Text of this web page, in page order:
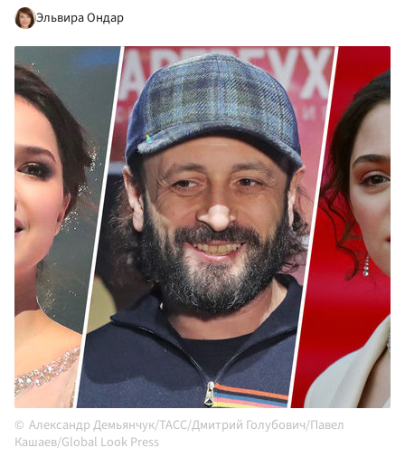
Эльвира Ондар
Александр Демьянчук/ТАСС/Дмитрий Голубович/Павел
Кашаев/Global Look Press